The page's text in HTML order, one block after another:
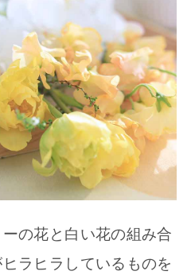
の花と白い花の組み合
ラヒラしているものを